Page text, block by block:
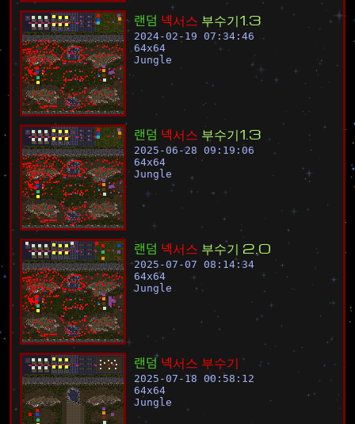
랜덤 넥서스 부수기1 3
2024-02-19 07:34:46
64x64
Jungle
랜덤 넥서스 부수기1 3
2025-06-28 09:19:06
64x64
Jungle
랜덤 넥서스 부수기 2 0
2025-07-07 08:14:34
64x64
Jungle
랜덤 넥서스 부수기
2025-07-18 00:58:12
64x64
Jungle